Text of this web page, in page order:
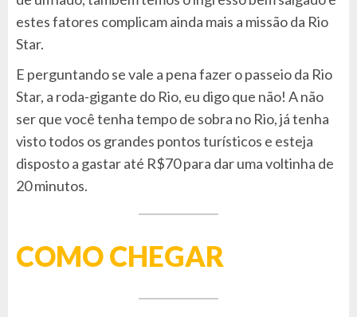
estes fatores complicam ainda mais a missão da Rio
Star.
E perguntando se vale a pena fazer o passeio da Rio
Star, a roda-gigante do Rio, eu digo que não! A não
ser que você tenha tempo de sobra no Rio, já tenha
visto todos os grandes pontos turísticos e esteja
disposto a gastar até R$70 para dar uma voltinha de
20 minutos.
COMO CHEGAR